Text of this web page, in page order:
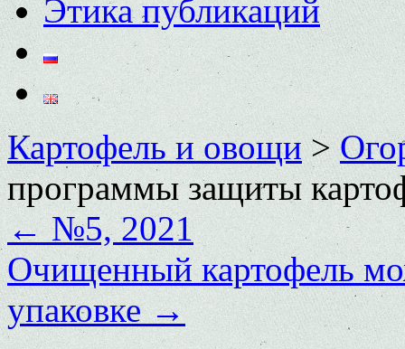
Этика публикаций
Картофель и овощи>
программы защиты
←№5, 2021
Очищенный картофель
упаковке→